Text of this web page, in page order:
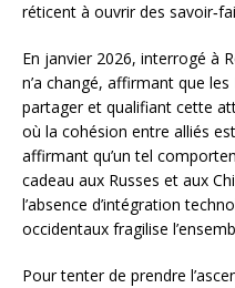
réticent à ouvrir des
En janvier 2026, interrogé à
n’a changé, affirmant que
partager et qualifiant cette
où la cohésion entre alliés
affirmant qu’un tel
cadeau aux Russes et aux
l’absence d’intégration
occidentaux fragilise
Pour tenter de prendre